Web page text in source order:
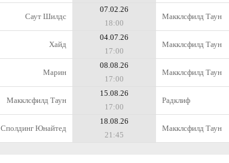
Саут Шилдс
07.02.26
18:00
Макклсфилд Таун
Хайд
04.07.26
17:00
Макклсфилд Таун
Марин
08.08.26
17:00
Макклсфилд Таун
Макклсфилд Таун
15.08.26
17:00
Радклиф
Сполдинг Юнайтед
18.08.26
21:45
Макклсфилд Таун